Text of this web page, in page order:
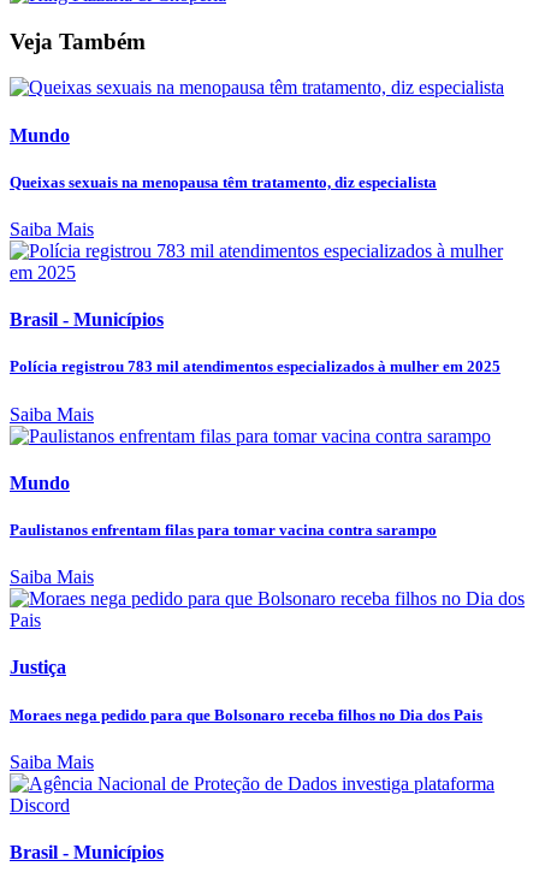
Veja Também
Mundo
Queixas sexuais na menopausa têm tratamento, diz especialista
Saiba Mais
Brasil - Municípios
Polícia registrou 783 mil atendimentos especializados à mulher em 2025
Saiba Mais
Mundo
Paulistanos enfrentam filas para tomar vacina contra sarampo
Saiba Mais
Justiça
Moraes nega pedido para que Bolsonaro receba filhos no Dia dos Pais
Saiba Mais
Brasil - Municípios